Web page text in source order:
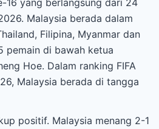
16 yang berlangsung dari 24
Malaysia berada dalam
Filipina, Myanmar dan
pemain di bawah ketua
Hoe. Dalam ranking FIFA
Malaysia berada di tangga
positif. Malaysia menang 2-1